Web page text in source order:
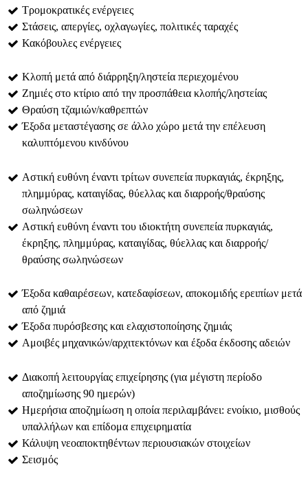
Τρομοκρατικές ενέργειες
Στάσεις, απεργίες, οχλαγωγίες, πολιτικές ταραχές
Κακόβουλες ενέργειες
Κλοπή μετά από διάρρηξη/ληστεία περιεχομένου
Ζημιές στο κτίριο από την προσπάθεια κλοπής/ληστείας
Θραύση τζαμιών/καθρεπτών
Έξοδα μεταστέγασης σε άλλο χώρο μετά την επέλευση
καλυπτόμενου κινδύνου
Αστική ευθύνη έναντι τρίτων συνεπεία πυρκαγιάς, έκρηξης,
πλημμύρας, καταιγίδας, θύελλας και διαρροής/θραύσης
σωληνώσεων
Αστική ευθύνη έναντι του ιδιοκτήτη συνεπεία πυρκαγιάς,
έκρηξης, πλημμύρας, καταιγίδας, θύελλας και διαρροής/
θραύσης σωληνώσεων
Έξοδα καθαιρέσεων, κατεδαφίσεων, αποκομιδής ερειπίων μετά
από ζημιά
Έξοδα πυρόσβεσης και ελαχιστοποίησης ζημιάς
Αμοιβές μηχανικών/αρχιτεκτόνων και έξοδα έκδοσης αδειών
Διακοπή λειτουργίας επιχείρησης (για μέγιστη περίοδο
αποζημίωσης 90 ημερών)
Ημερήσια αποζημίωση η οποία περιλαμβάνει: ενοίκιο, μισθούς
υπαλλήλων και επίδομα επιχειρηματία
Κάλυψη νεοαποκτηθέντων περιουσιακών στοιχείων
Σεισμός